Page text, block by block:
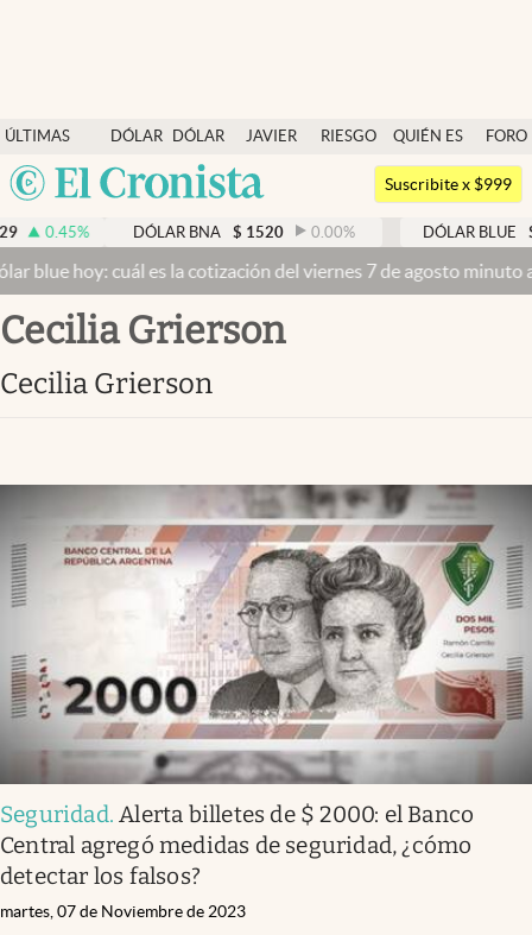
ÚLTIMAS
NOTICIAS
DÓLAR
DÓLAR
BLUE
JAVIER
RIESGO
QUIÉN ES
QUIÉN
FORO
Argentina
México
Dólar
Members
Economía y Política
Finanzas y Mercados
Mercados Online
Infotechnology
Mundial 2026
Eventos Corporativos
El Cronista Studio
Mediakit
abre en nueva pestaña
Argentina
Suscribite x $999
0.45 % DÓLAR BNA $ 1520 0.00 % DÓLAR BLUE $
hoy: cuál es la cotización del viernes 7 de agosto minuto a
Cecilia Grierson
Cecilia Grierson
Seguridad.Alerta billetes de $ 2000: el Banco
Central agregó medidas de seguridad, ¿cómo
detectar los falsos?
martes, 07 de Noviembre de 2023